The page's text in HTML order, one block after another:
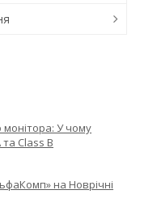
монітора: У чому
та Class B
на Новрічні